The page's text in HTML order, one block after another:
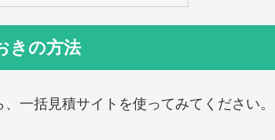
きの方法
一括見積サイトを使ってみてください。